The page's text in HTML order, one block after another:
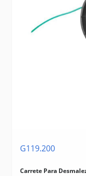
G119.200
Carrete Para